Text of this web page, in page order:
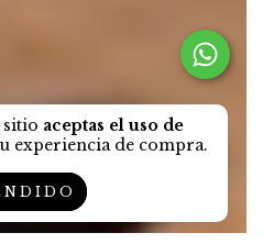
sitio aceptas el uso de
experiencia de compra.